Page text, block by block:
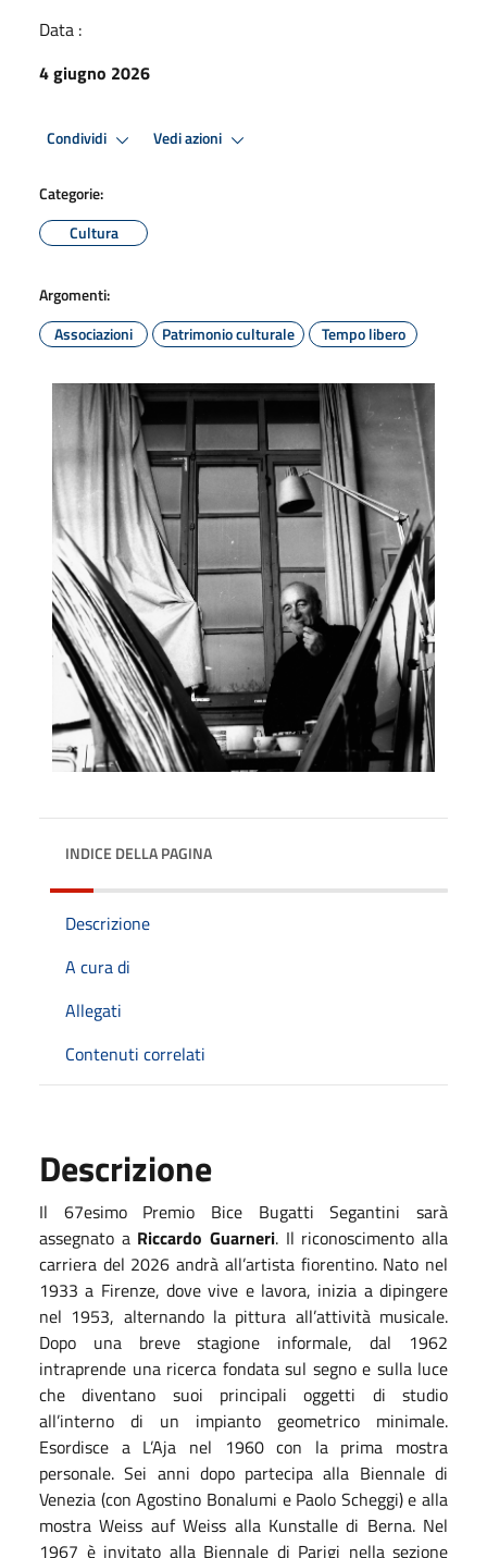
Data :
4 giugno 2026
Condividi Vedi azioni
Categorie:
Cultura
Argomenti:
Associazioni
Patrimonio culturale Tempo libero
INDICE DELLA PAGINA
Descrizione
A cura di
Allegati
Contenuti correlati
Descrizione
Il 67esimo Premio Bice Bugatti Segantini sarà
assegnato a Riccardo Guarneri. Il riconoscimento alla
carriera del 2026 andrà all’artista fiorentino. Nato nel
1933 a Firenze, dove vive e lavora, inizia a dipingere
nel 1953, alternando la pittura all’attività musicale.
Dopo una breve stagione informale, dal 1962
intraprende una ricerca fondata sul segno e sulla luce
che diventano suoi principali oggetti di studio
all’interno di un impianto geometrico minimale.
Esordisce a L’Aja nel 1960 con la prima mostra
personale. Sei anni dopo partecipa alla Biennale di
Venezia (con Agostino Bonalumi e Paolo Scheggi) e alla
mostra Weiss auf Weiss alla Kunstalle di Berna. Nel
1967 è invitato alla Biennale di Parigi nella sezione